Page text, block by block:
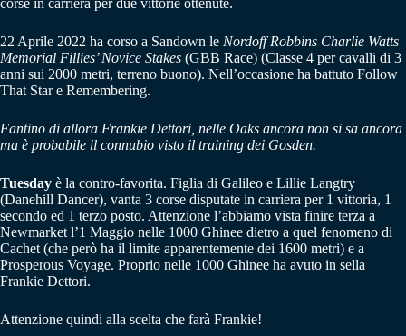
corse in carriera per due vittorie ottenute.
22 Aprile 2022 ha corso a Sandown le Nordoff Robbins Charlie Watts
Memorial Fillies’ Novice Stakes (GBB Race) (Classe 4 per cavalli di 3
anni sui 2000 metri, terreno buono). Nell’occasione ha battuto Follow
That Star e Remembering.
Fantino di allora Frankie Dettori, nelle Oaks ancora non si sa ancora
ma è probabile il connubio visto il training dei Gosden.
Tuesday è la contro-favorita. Figlia di Galileo e Lillie Langtry
(Danehill Dancer), vanta 3 corse disputate in carriera per 1 vittoria, 1
secondo ed 1 terzo posto. Attenzione l’abbiamo vista finire terza a
Newmarket l’1 Maggio nelle 1000 Ghinee dietro a quel fenomeno di
Cachet (che però ha il limite apparentemente dei 1600 metri) e a
Prosperous Voyage. Proprio nelle 1000 Ghinee ha avuto in sella
Frankie Dettori.
Attenzione quindi alla scelta che farà Frankie!